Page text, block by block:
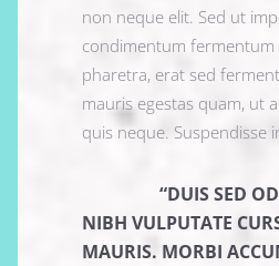
non neque elit. Sed ut
condimentum fermentum
pharetra, erat sed
mauris egestas quam, ut
quis neque. Suspendisse
“DUIS SED
NIBH VULPUTATE
MAURIS. MORBI